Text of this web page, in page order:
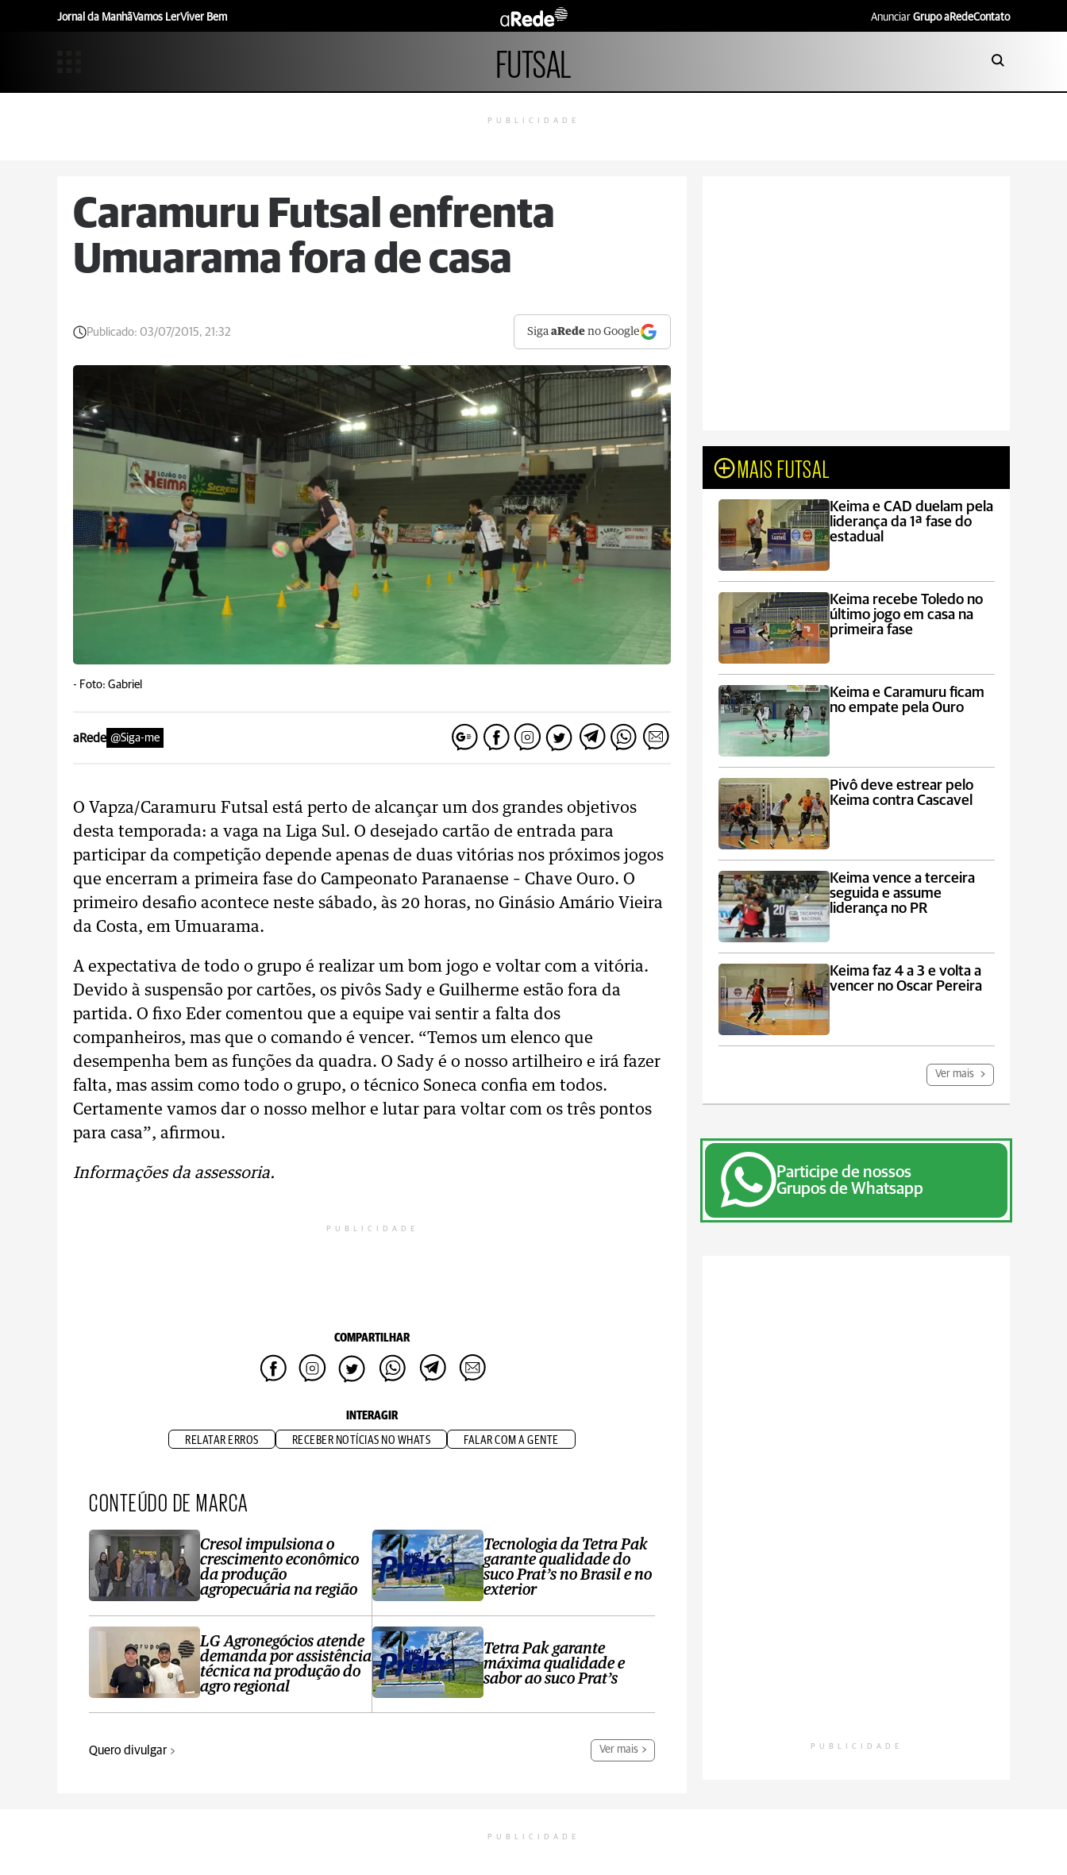
Jornal da ManhãVamos LerViver Bem Anunciar Grupo aRedeContato
FUTSAL
PUBLICIDADE
Caramuru Futsal enfrenta
Umuarama fora de casa
Publicado: 03/07/2015, 21:32 SigaaRede no Google
- Foto: Gabriel
aRede @Siga-me
O Vapza/Caramuru Futsal está perto de alcançar um dos grandes objetivos
desta temporada: a vaga na Liga Sul. O desejado cartão de entrada para
participar da competição depende apenas de duas vitórias nos próximos jogos
que encerram a primeira fase do Campeonato Paranaense – Chave Ouro. O
primeiro desafio acontece neste sábado, às 20 horas, no Ginásio Amário Vieira
da Costa, em Umuarama.
A expectativa de todo o grupo é realizar um bom jogo e voltar com a vitória.
Devido à suspensão por cartões, os pivôs Sady e Guilherme estão fora da
partida. O fixo Eder comentou que a equipe vai sentir a falta dos
companheiros, mas que o comando é vencer. “Temos um elenco que
desempenha bem as funções da quadra. O Sady é o nosso artilheiro e irá fazer
falta, mas assim como todo o grupo, o técnico Soneca confia em todos.
Certamente vamos dar o nosso melhor e lutar para voltar com os três pontos
para casa”, afirmou.
Informações da assessoria.
PUBLICIDADE
COMPARTILHAR
INTERAGIR
RELATAR ERROS RECEBER NOTÍCIAS NO WHATS FALAR COM A GENTE
CONTEÚDO DE MARCA
Cresol impulsiona o
crescimento econômico
da produção
agropecuária na região
LG Agronegócios atende
demanda por assistência
técnica na produção do
agro regional
Tecnologia da Tetra Pak
garante qualidade do
suco Prat’s no Brasil e no
exterior
Tetra Pak garante
máxima qualidade e
sabor ao suco Prat’s
Quero divulgar Ver mais
MAIS FUTSAL
Keima e CAD duelam pela
liderança da 1ª fase do
estadual
Keima recebe Toledo no
último jogo em casa na
primeira fase
Keima e Caramuru ficam
no empate pela Ouro
Pivô deve estrear pelo
Keima contra Cascavel
Keima vence a terceira
seguida e assume
liderança no PR
Keima faz 4 a 3 e volta a
vencer no Oscar Pereira
Ver mais
Participe de nossos
Grupos de Whatsapp
PUBLICIDADE
PUBLICIDADE